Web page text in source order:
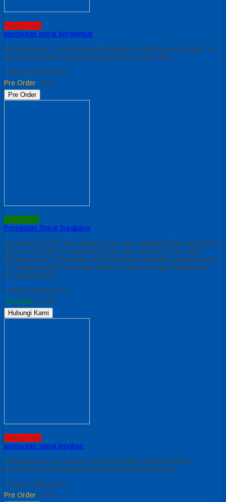
Paling Laris
perosotan spiral bergambar
Related posts: perosotan spiral bandung Jual Perosotan Anak Tk
Murah perosotan lorong mini perosotan murah tuban
*Harga Hubungi CS
Pre Order / 091
Pre Order
Terpopuler
Perosotan Spiral Surabaya
perosotan custom bisa untuk taman atau wahana kolam renangnya,
untuk model lain bisa langsung hubungi customer servic kami.
Related posts: Perosotan lurus fiberglass surabaya jual perosotan
TK surabaya jual perosotan kodok surabaya harga Playground
Surabaya Murah
*Harga Hubungi CS
Tersedia / sp 02
Hubungi Kami
Paling Laris
perosotan spiral lengkap
Related posts: perosotan spiral perosotan spiral bandung
perosotan spiral bergambar perosotan doubel murah
*Harga Hubungi CS
Pre Order / 070